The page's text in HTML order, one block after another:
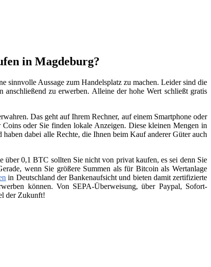
in Magdeburg?
Aussage zum Handelsplatz zu machen. Leider sind die
zu erwerben. Alleine der hohe Wert schließt gratis
Das geht auf Ihrem Rechner, auf einem Smartphone oder
oder Sie finden lokale Anzeigen. Diese kleinen Mengen in
dabei alle Rechte, die Ihnen beim Kauf anderer Güter auch
über 0,1 BTC sollten Sie nicht von privat kaufen, es sei denn Sie
wenn Sie größere Summen als für Bitcoin als Wertanlage
in Deutschland der Bankenaufsicht und bieten damit zertifizierte
können. Von SEPA-Überweisung, über Paypal, Sofort-
der Zukunft!